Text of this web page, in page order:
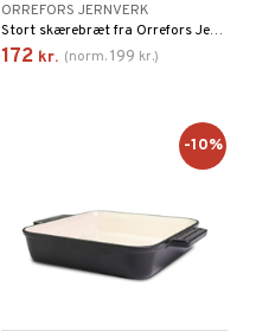
ORREFORS JERNVERK
Stort skærebræt fra Orrefors Jernverk. Et stort skærebræt af træ er uden tvivl et musthave i køkkenet, for det kan både bruges til at hakke grønsager på eller stilles frem på bordet og bruges til servering når du har grillet.
172 kr. (norm.199 kr.)
-10%